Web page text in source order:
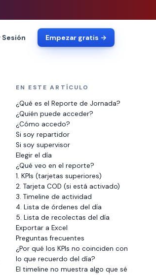
Empezar gratis →
EN ESTE ARTÍCULO
¿Qué es el Reporte de Jornada?
¿Quién puede acceder?
¿Cómo accedo?
Si soy repartidor
Si soy supervisor
Elegir el día
¿Qué veo en el reporte?
1. KPIs (tarjetas superiores)
2. Tarjeta COD (si está activado)
3. Timeline de actividad
4. Lista de órdenes del día
5. Lista de recolectas del día
Exportar a Excel
Preguntas frecuentes
¿Por qué los KPIs no coinciden con
lo que recuerdo del día?
El timeline no muestra algo que sé